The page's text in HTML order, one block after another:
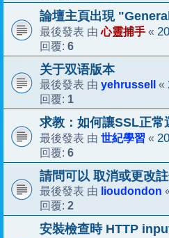
論壇主頁出現
最後發表 由心靈捕手 «
回覆: 6
关于双语版本
最後發表 由 yehrussell «
回覆: 1
求教：如何讓SSL正常
最後發表 由 世紀學習 «
回覆: 6
請問可以 取消或更改
最後發表 由 lioudondon
回覆: 2
安裝檢查時 HTTP